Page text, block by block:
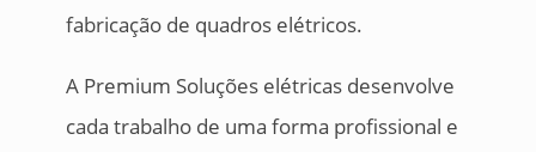
fabricação de quadros elétricos.
A Premium Soluções elétricas desenvolve
cada trabalho de uma forma profissional e